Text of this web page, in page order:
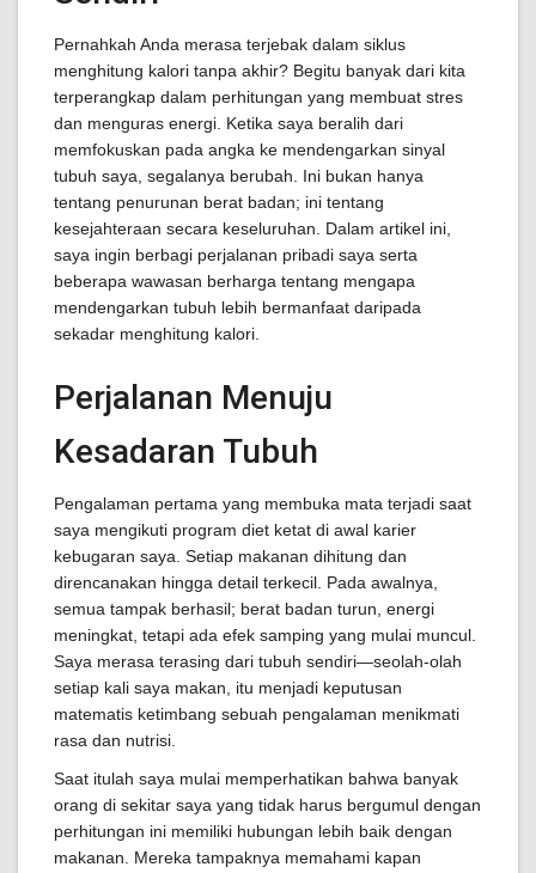
Pernahkah Anda merasa terjebak dalam siklus
menghitung kalori tanpa akhir? Begitu banyak dari kita
terperangkap dalam perhitungan yang membuat stres
dan menguras energi. Ketika saya beralih dari
memfokuskan pada angka ke mendengarkan sinyal
tubuh saya, segalanya berubah. Ini bukan hanya
tentang penurunan berat badan; ini tentang
kesejahteraan secara keseluruhan. Dalam artikel ini,
saya ingin berbagi perjalanan pribadi saya serta
beberapa wawasan berharga tentang mengapa
mendengarkan tubuh lebih bermanfaat daripada
sekadar menghitung kalori.
Perjalanan Menuju
Kesadaran Tubuh
Pengalaman pertama yang membuka mata terjadi saat
saya mengikuti program diet ketat di awal karier
kebugaran saya. Setiap makanan dihitung dan
direncanakan hingga detail terkecil. Pada awalnya,
semua tampak berhasil; berat badan turun, energi
meningkat, tetapi ada efek samping yang mulai muncul.
Saya merasa terasing dari tubuh sendiri—seolah-olah
setiap kali saya makan, itu menjadi keputusan
matematis ketimbang sebuah pengalaman menikmati
rasa dan nutrisi.
Saat itulah saya mulai memperhatikan bahwa banyak
orang di sekitar saya yang tidak harus bergumul dengan
perhitungan ini memiliki hubungan lebih baik dengan
makanan. Mereka tampaknya memahami kapan